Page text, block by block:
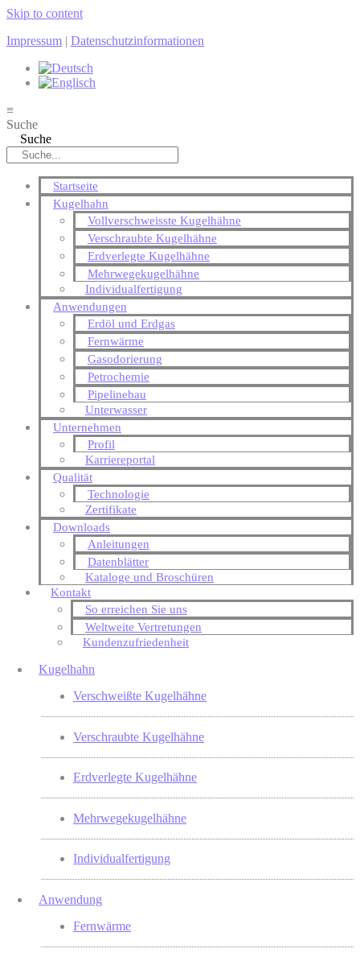
Skip to content
Impressum | Datenschutzinformationen
≡
Suche
Suche
Startseite
Kugelhahn
Vollverschweisste Kugelhähne
Verschraubte Kugelhähne
Erdverlegte Kugelhähne
Mehrwegekugelhähne
Individualfertigung
Anwendungen
Erdöl und Erdgas
Fernwärme
Gasodorierung
Petrochemie
Pipelinebau
Unterwasser
Unternehmen
Profil
Karriereportal
Qualität
Technologie
Zertifikate
Downloads
Anleitungen
Datenblätter
Kataloge und Broschüren
Kontakt
So erreichen Sie uns
Weltweite Vertretungen
Kundenzufriedenheit
Kugelhahn
Verschweißte Kugelhähne
Verschraubte Kugelhähne
Erdverlegte Kugelhähne
Mehrwegekugelhähne
Individualfertigung
Anwendung
Fernwärme